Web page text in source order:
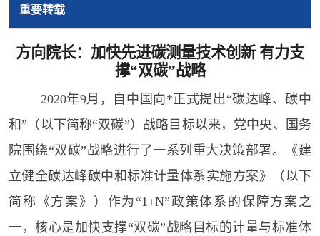
重要转载
方向院长：加快先进碳测量技术创新 有力支
撑“双碳”战略
2020年9月，自中国向*正式提出“碳达峰、碳中
和”（以下简称“双碳”）战略目标以来，党中央、国务
院围绕“双碳”战略进行了一系列重大决策部署。《建
立健全碳达峰碳中和标准计量体系实施方案》（以下
简称《方案》）作为“1+N”政策体系的保障方案之
一，核心是加快支撑“双碳”战略目标的计量与标准体